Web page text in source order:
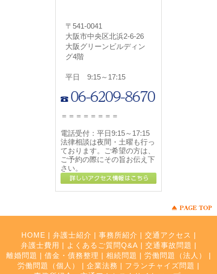
〒541-0041
大阪市中央区北浜2-6-26
大阪グリーンビルディン
グ4階
平日 9:15～17:15
＝＝＝＝＝＝＝＝
電話受付： 平日9:15～17:15
法律相談は夜間・土曜も行っ
ております。ご希望の方は、
ご予約の際にその旨お伝え下
さい。
HOME | 弁護士紹介 | 事務所紹介 | 交通アクセス |
弁護士費用 | よくあるご質問Q&A | 交通事故問題 |
離婚問題 | 借金・債務整理 | 相続問題 | 労働問題（法人）
|
労働問題（個人）
| 企業法務 | フランチャイズ問題 |